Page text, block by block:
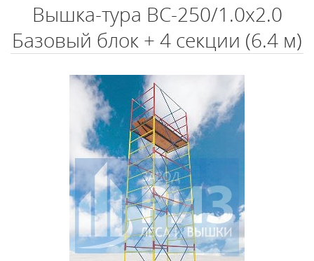
Вышка-тура ВС-250/1.0х2.0
Базовый блок + 4 секции (6.4 м)